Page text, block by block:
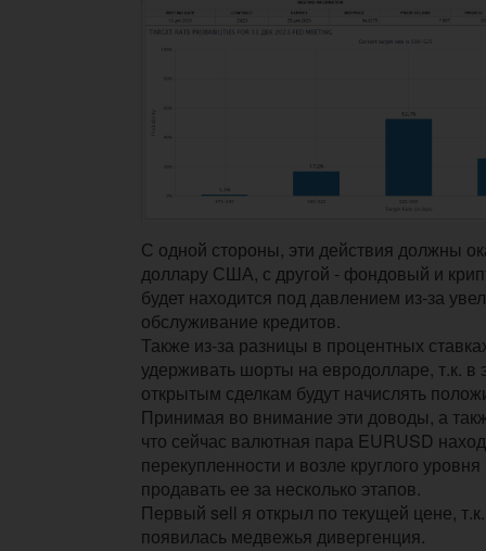
С одной стороны, эти действия должны
доллару США, с другой - фондовый и
будет находится под давлением из-за
обслуживание кредитов.
Также из-за разницы в процентных
удерживать шорты на евродолларе, т.к. в
открытым сделкам будут начислять
Принимая во внимание эти доводы, а
что сейчас валютная пара EURUSD
перекупленности и возле круглого
продавать ее за несколько этапов.
Первый sell я открыл по текущей цене,
появилась медвежья дивергенция.